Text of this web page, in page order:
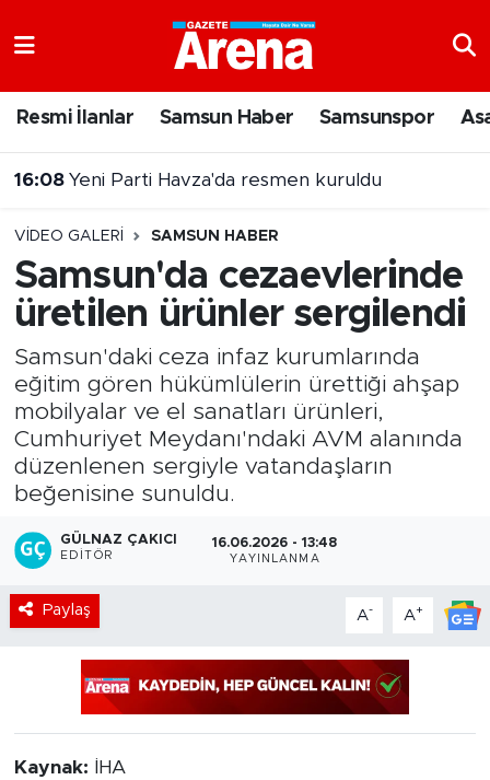
Resmi İlanlar Samsun Haber Samsunspor
16:08 Yeni Parti Havza'da resmen kuruldu
VIDEO GALERI SAMSUN HABER
Samsun'da cezaevlerinde
üretilen ürünler sergilendi
Samsun'daki ceza infaz kurumlarında
eğitim gören hükümlülerin ürettiği ahşap
mobilyalar ve el sanatları ürünleri,
Cumhuriyet Meydanı'ndaki AVM alanında
düzenlenen sergiyle vatandaşların
beğenisine sunuldu.
GÜLNAZ ÇAKICI
EDITÖR
16.06.2026 - 13:48
YAYINLANMA
Paylaş A- A+
Kaynak: İHA
Süper Lig Puan Durumu ve Fikstür
Tüm Manşetler
Son Dakika Haberleri
Haber Arşivi